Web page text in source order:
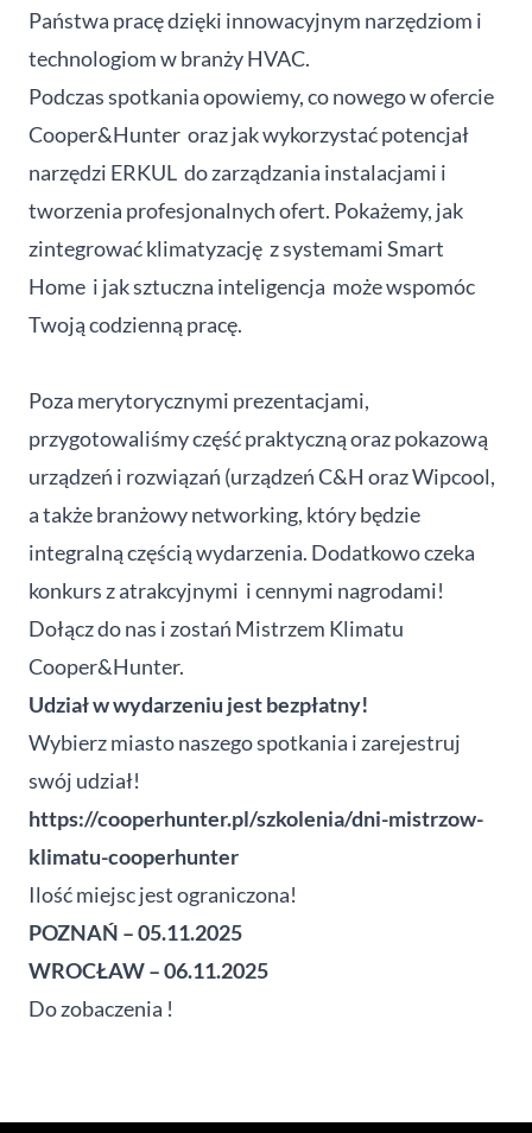
Państwa pracę dzięki innowacyjnym narzędziom i
technologiom w branży HVAC.
Podczas spotkania opowiemy, co nowego w ofercie
Cooper&Hunter oraz jak wykorzystać potencjał
narzędzi ERKUL do zarządzania instalacjami i
tworzenia profesjonalnych ofert. Pokażemy, jak
zintegrować klimatyzację z systemami Smart
Home i jak sztuczna inteligencja może wspomóc
Twoją codzienną pracę.
Poza merytorycznymi prezentacjami,
przygotowaliśmy część praktyczną oraz pokazową
urządzeń i rozwiązań (urządzeń C&H oraz Wipcool,
a także branżowy networking, który będzie
integralną częścią wydarzenia. Dodatkowo czeka
konkurs z atrakcyjnymi i cennymi nagrodami!
Dołącz do nas i zostań Mistrzem Klimatu
Cooper&Hunter.
Udział w wydarzeniu jest bezpłatny!
Wybierz miasto naszego spotkania i zarejestruj
swój udział!
https://cooperhunter.pl/szkolenia/dni-mistrzow-
klimatu-cooperhunter
Ilość miejsc jest ograniczona!
POZNAŃ – 05.11.2025
WROCŁAW – 06.11.2025
Do zobaczenia !